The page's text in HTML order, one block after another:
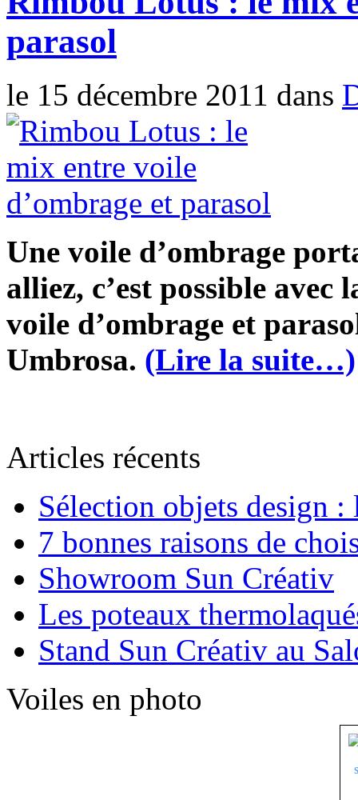
parasol
le 15 décembre 2011 dans
Une voile d’ombrage
alliez, c’est possible
voile d’ombrage et
Umbrosa. (Lire la suite…)
Articles récents
Sélection objets design :
7 bonnes raisons de
Showroom Sun Créativ
Les poteaux
Stand Sun Créativ au
Voiles en photo